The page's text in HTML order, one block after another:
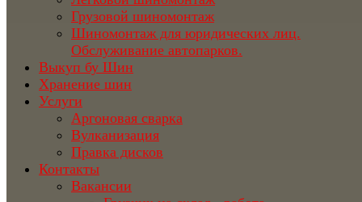
Грузовой шиномонтаж
Шиномонтаж для юридических лиц.
Обслуживание автопарков.
Выкуп бу Шин
Хранение шин
Услуги
Аргоновая сварка
Вулканизация
Правка дисков
Контакты
Вакансии